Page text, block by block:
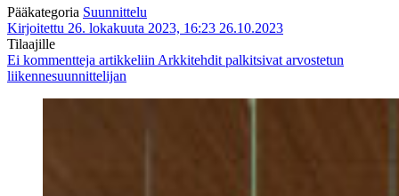
Pääkategoria Suunnittelu
Kirjoitettu 26. lokakuuta 2023, 16:23 26.10.2023
Tilaajille
Ei kommentteja artikkeliin Arkkitehdit palkitsivat arvostetun
liikennesuunnittelijan